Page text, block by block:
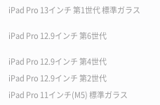
iPad Pro 13インチ 第1世代 標準ガラス
iPad Pro 12.9インチ 第6世代
iPad Pro 12.9インチ 第4世代
iPad Pro 12.9インチ 第2世代
iPad Pro 11インチ(M5) 標準ガラス